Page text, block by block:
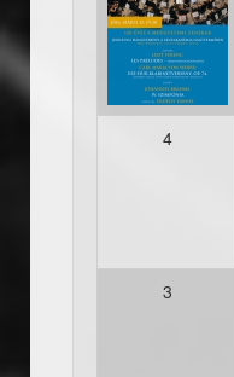
4
3